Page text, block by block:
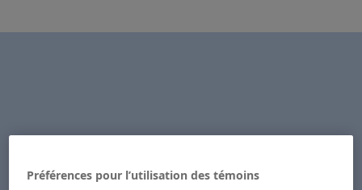
Préférences pour l’utilisation des témoins